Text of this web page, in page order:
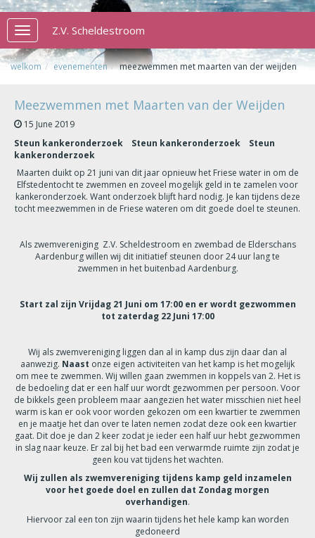
Toggle
navigation
Z.V. Scheldestroom
welkom evenementen meezwemmen met maarten van der weijden
Meezwemmen met Maarten van der Weijden
15 June 2019
Steun kankeronderzoek Steun kankeronderzoek Steun
kankeronderzoek
Maarten duikt op 21 juni van dit jaar opnieuw het Friese water in om de
Elfstedentocht te zwemmen en zoveel mogelijk geld in te zamelen voor
kankeronderzoek. Want onderzoek blijft hard nodig. Je kan tijdens deze
tocht meezwemmen in de Friese wateren om dit goede doel te steunen.
Als zwemvereniging Z.V. Scheldestroom en zwembad de Elderschans
Aardenburg willen wij dit initiatief steunen door 24 uur lang te
zwemmen in het buitenbad Aardenburg.
Start zal zijn Vrijdag 21 Juni om 17:00 en er wordt gezwommen
tot zaterdag 22 Juni 17:00
Wij als zwemvereniging liggen dan al in kamp dus zijn daar dan al
aanwezig. Naast onze eigen activiteiten van het kamp is het mogelijk
om mee te zwemmen. Wij willen gaan zwemmen in koppels van 2. Het is
de bedoeling dat er een half uur wordt gezwommen per persoon. Voor
de bikkels geen probleem maar aangezien het water misschien niet heel
warm is kan er ook voor worden gekozen om een kwartier te zwemmen
en je maatje het dan over te laten nemen zodat deze ook een kwartier
gaat. Dit doe je dan 2 keer zodat je ieder een half uur hebt gezwommen
in slag naar keuze. Er zal bij het bad een verwarmde ruimte zijn zodat je
geen kou vat tijdens het wachten.
Wij zullen als zwemvereniging tijdens kamp geld inzamelen
voor het goede doel en zullen dat Zondag morgen
overhandigen.
Hiervoor zal een ton zijn waarin tijdens het hele kamp kan worden
gedoneerd